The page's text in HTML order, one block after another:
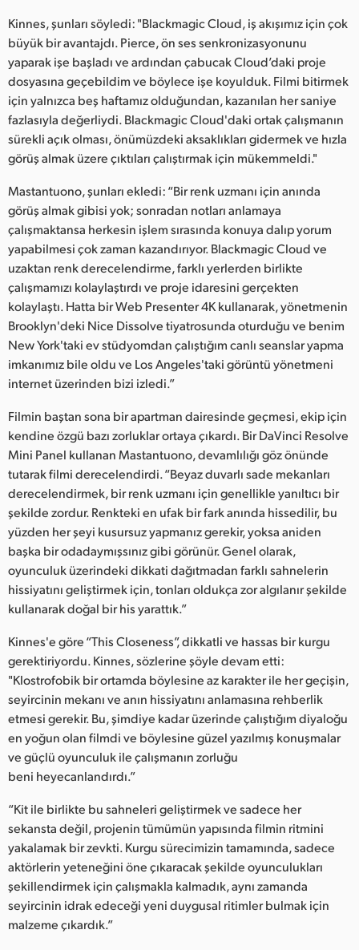
Singapore
South Africa
Spain
Sweden
Turkey
UAE
Ukraine
United Kingdom
Kinnes, şunları söyledi: "Blackmagic Cloud, iş akışımız için çok
büyük bir avantajdı. Pierce, ön ses senkronizasyonunu
yaparak işe başladı ve ardından çabucak Cloud’daki proje
dosyasına geçebildim ve böylece işe koyulduk. Filmi bitirmek
için yalnızca beş haftamız olduğundan, kazanılan her saniye
fazlasıyla değerliydi. Blackmagic Cloud'daki ortak çalışmanın
sürekli açık olması, önümüzdeki aksaklıkları gidermek ve hızla
görüş almak üzere çıktıları çalıştırmak için mükemmeldi."
Mastantuono, şunları ekledi: “Bir renk uzmanı için anında
görüş almak gibisi yok; sonradan notları anlamaya
çalışmaktansa herkesin işlem sırasında konuya dalıp yorum
yapabilmesi çok zaman kazandırıyor. Blackmagic Cloud ve
uzaktan renk derecelendirme, farklı yerlerden birlikte
çalışmamızı kolaylaştırdı ve proje idaresini gerçekten
kolaylaştı. Hatta bir Web Presenter 4K kullanarak, yönetmenin
Brooklyn'deki Nice Dissolve tiyatrosunda oturduğu ve benim
New York'taki ev stüdyomdan çalıştığım canlı seanslar yapma
imkanımız bile oldu ve Los Angeles'taki görüntü yönetmeni
internet üzerinden bizi izledi.”
Filmin baştan sona bir apartman dairesinde geçmesi, ekip için
kendine özgü bazı zorluklar ortaya çıkardı. Bir DaVinci Resolve
Mini Panel kullanan Mastantuono, devamlılığı göz önünde
tutarak filmi derecelendirdi. “Beyaz duvarlı sade mekanları
derecelendirmek, bir renk uzmanı için genellikle yanıltıcı bir
şekilde zordur. Renkteki en ufak bir fark anında hissedilir, bu
yüzden her şeyi kusursuz yapmanız gerekir, yoksa aniden
başka bir odadaymışsınız gibi görünür. Genel olarak,
oyunculuk üzerindeki dikkati dağıtmadan farklı sahnelerin
hissiyatını geliştirmek için, tonları oldukça zor algılanır şekilde
kullanarak doğal bir his yarattık.”
Kinnes'e göre “This Closeness”, dikkatli ve hassas bir kurgu
gerektiriyordu. Kinnes, sözlerine şöyle devam etti:
"Klostrofobik bir ortamda böylesine az karakter ile her geçişin,
seyircinin mekanı ve anın hissiyatını anlamasına rehberlik
etmesi gerekir. Bu, şimdiye kadar üzerinde çalıştığım diyaloğu
en yoğun olan filmdi ve böylesine güzel yazılmış konuşmalar
ve güçlü oyunculuk ile çalışmanın zorluğu
beni heyecanlandırdı.”
“Kit ile birlikte bu sahneleri geliştirmek ve sadece her
sekansta değil, projenin tümümün yapısında filmin ritmini
yakalamak bir zevkti. Kurgu sürecimizin tamamında, sadece
aktörlerin yeteneğini öne çıkaracak şekilde oyunculukları
şekillendirmek için çalışmakla kalmadık, aynı zamanda
seyircinin idrak edeceği yeni duygusal ritimler bulmak için
malzeme çıkardık.”